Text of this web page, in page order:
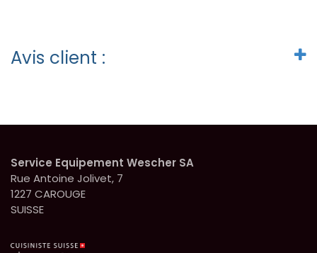
Avis client :
Service Equipement Wescher SA
Rue Antoine Jolivet, 7
1227 CAROUGE
SUISSE